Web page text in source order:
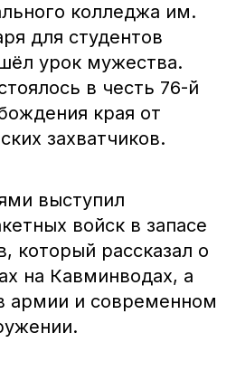
колледжа им.
для студентов
урок мужества.
в честь 76-й
края от
захватчиков.
выступил
войск в запасе
который рассказал о
на Кавминводах, а
армии и современном